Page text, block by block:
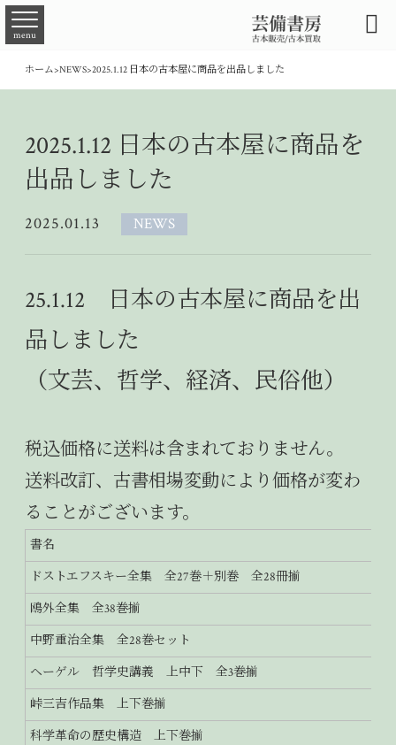
menu 
ホーム>NEWS>2025.1.12 日本の古本屋に商品を出品しました
2025.1.12 日本の古本屋に商品を
出品しました
2025.01.13 NEWS
25.1.12 日本の古本屋に商品を出
品しました
（文芸、哲学、経済、民俗他）
税込価格に送料は含まれておりません。
送料改訂、古書相場変動により価格が変わ
ることがございます。
書名
ドストエフスキー全集 全27巻＋別巻 全28冊揃
鴎外全集 全38巻揃
中野重治全集 全28巻セット
ヘーゲル 哲学史講義 上中下 全3巻揃
峠三吉作品集 上下巻揃
科学革命の歴史構造 上下巻揃